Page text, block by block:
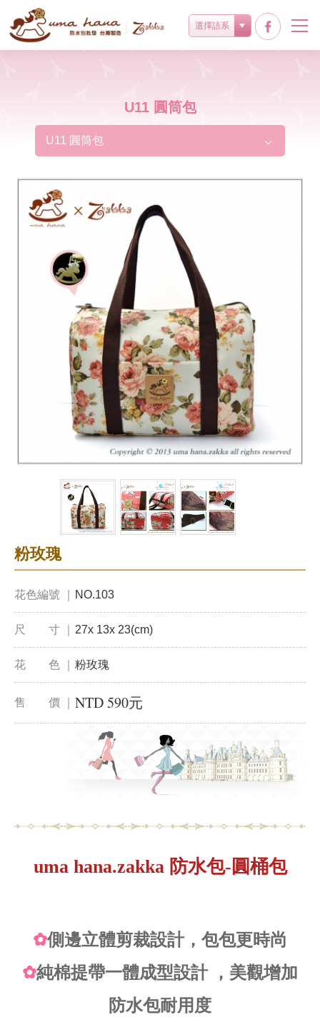
選擇語系
U11 圓筒包
U11 圓筒包
粉玫瑰
花色編號 ｜ NO.103
尺 寸 ｜ 27x 13x 23(cm)
花 色 ｜ 粉玫瑰
售 價 ｜ NTD 590元
uma hana.zakka 防水包-圓桶包
✿側邊立體剪裁設計，包包更時尚
✿純棉提帶一體成型設計 ，美觀增加
防水包耐用度